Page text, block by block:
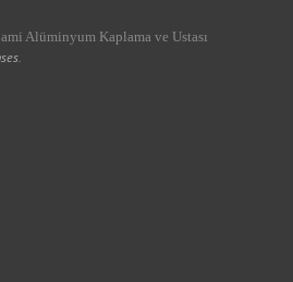
Alüminyum Kaplama ve Ustası